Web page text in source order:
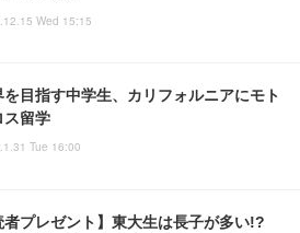
Wed 15:15
を目指す中学生、カリフォルニアにモト
ス留学
Tue 16:00
者プレゼント】東大生は長子が多い!?